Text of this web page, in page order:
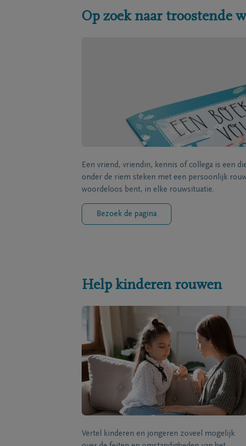
Op zoek naar troostende
Een vriend, vriendin, kennis of collega is een
onder de riem steken met een persoonlijk
woordeloos bent, in elke rouwsituatie.
Bezoek de pagina
Help kinderen rouwen
Vertel kinderen en jongeren zoveel mogelijk